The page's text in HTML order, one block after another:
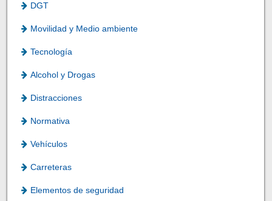
DGT
Movilidad y Medio ambiente
Tecnología
Alcohol y Drogas
Distracciones
Normativa
Vehículos
Carreteras
Elementos de seguridad